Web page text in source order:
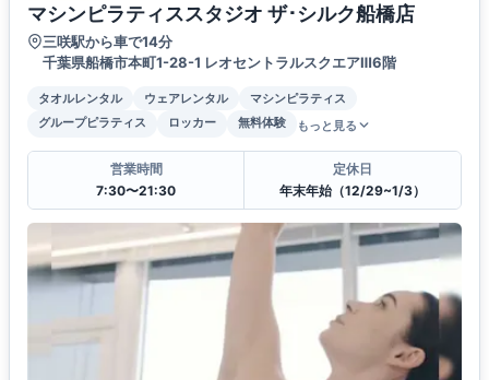
マシンピラティススタジオ ザ･シルク船橋店
三咲駅から車で14分
千葉県船橋市本町1-28-1 レオセントラルスクエアⅢ6階
タオルレンタル ウェアレンタル
マシンピラティス
グループピラティス
ロッカー 無料体験 もっと見る
営業時間
7:30〜21:30
定休日
年末年始（12/29~1/3）